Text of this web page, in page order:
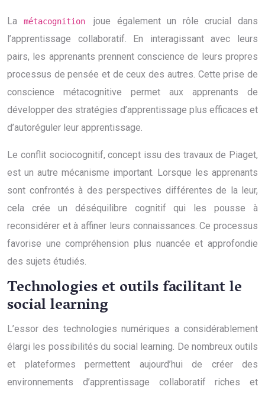
La métacognitionjoue également un rôle crucial dans
l’apprentissage collaboratif. En interagissant avec leurs
pairs, les apprenants prennent conscience de leurs propres
processus de pensée et de ceux des autres. Cette prise de
conscience métacognitive permet aux apprenants de
développer des stratégies d’apprentissage plus efficaces et
d’autoréguler leur apprentissage.
Le conflit sociocognitif, concept issu des travaux de Piaget,
est un autre mécanisme important. Lorsque les apprenants
sont confrontés à des perspectives différentes de la leur,
cela crée un déséquilibre cognitif qui les pousse à
reconsidérer et à affiner leurs connaissances. Ce processus
favorise une compréhension plus nuancée et approfondie
des sujets étudiés.
Technologies et outils facilitant le
social learning
L’essor des technologies numériques a considérablement
élargi les possibilités du social learning. De nombreux outils
et plateformes permettent aujourd’hui de créer des
environnements d’apprentissage collaboratif riches et